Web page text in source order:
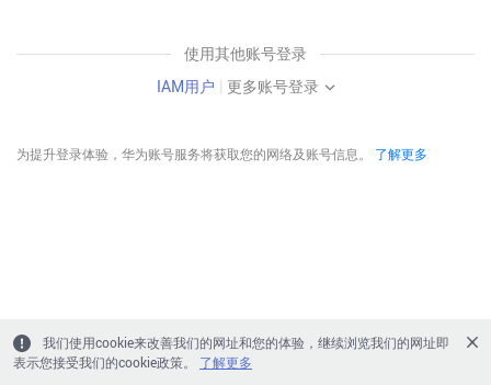
使用其他账号登录
IAM用户 | 更多账号登录
为提升登录体验，华为账号服务将获取您的网络及账号信息。 了解更多
我们使用cookie来改善我们的网址和您的体验，继续浏览我们的网址即
表示您接受我们的cookie政策。
了解更多